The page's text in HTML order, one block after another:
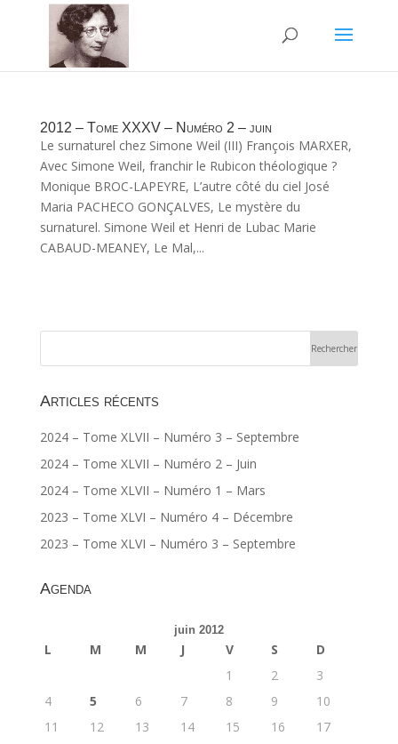
2012 – Tome XXXV – Numéro 2 – juin
Le surnaturel chez Simone Weil (III) François MARXER,
Avec Simone Weil, franchir le Rubicon théologique ?
Monique BROC-LAPEYRE, L’autre côté du ciel José
Maria PACHECO GONÇALVES, Le mystère du
surnaturel. Simone Weil et Henri de Lubac Marie
CABAUD-MEANEY, Le Mal,...
Articles récents
2024 – Tome XLVII – Numéro 3 – Septembre
2024 – Tome XLVII – Numéro 2 – Juin
2024 – Tome XLVII – Numéro 1 – Mars
2023 – Tome XLVI – Numéro 4 – Décembre
2023 – Tome XLVI – Numéro 3 – Septembre
Agenda
juin 2012
L M M J V S
D
1
2
3
4
5 6 7 8 9
10
11
12 13 14 15 16
17